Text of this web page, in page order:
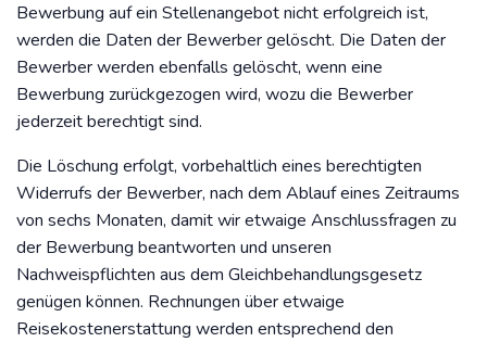
Bewerbung auf ein Stellenangebot nicht erfolgreich ist,
werden die Daten der Bewerber gelöscht. Die Daten der
Bewerber werden ebenfalls gelöscht, wenn eine
Bewerbung zurückgezogen wird, wozu die Bewerber
jederzeit berechtigt sind.
Die Löschung erfolgt, vorbehaltlich eines berechtigten
Widerrufs der Bewerber, nach dem Ablauf eines Zeitraums
von sechs Monaten, damit wir etwaige Anschlussfragen zu
der Bewerbung beantworten und unseren
Nachweispflichten aus dem Gleichbehandlungsgesetz
genügen können. Rechnungen über etwaige
Reisekostenerstattung werden entsprechend den